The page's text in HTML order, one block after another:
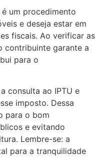
é um procedimento
e deseja estar em
fiscais. Ao verificar as
contribuinte garante a
para o
consulta ao IPTU e
imposto. Dessa
para o bom
e evitando
Lembre-se: a
para a tranquilidade